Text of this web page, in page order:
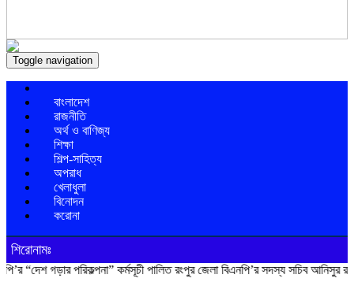
Toggle navigation
বাংলাদেশ
রাজনীতি
অর্থ ও বাণিজ্য
শিক্ষা
শিল্প-সাহিত্য
অপরাধ
খেলাধুলা
বিনোদন
করোনা
শিরোনামঃ
পরিকল্পনা” কর্মসূচী পালিত রংপুর জেলা বিএনপি’র সদস্য সচিব আনিসুর রহমান লাকু